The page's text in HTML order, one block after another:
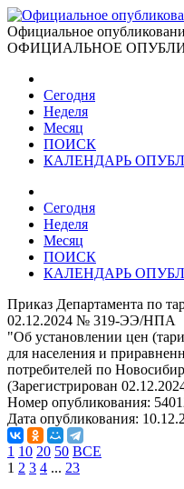
Официальное
ОФИЦИАЛЬНОЕ
Сегодня
Неделя
Месяц
ПОИСК
КАЛЕНДАРЬ
Сегодня
Неделя
Месяц
ПОИСК
КАЛЕНДАРЬ
Приказ Департамента по
02.12.2024 № 319-ЭЭ/НПА
"Об установлении цен
для населения и
потребителей по
(Зарегистрирован
Номер опубликования:
Дата опубликования:
1 10 20 50 ВСЕ
1 2 3 4 ... 23